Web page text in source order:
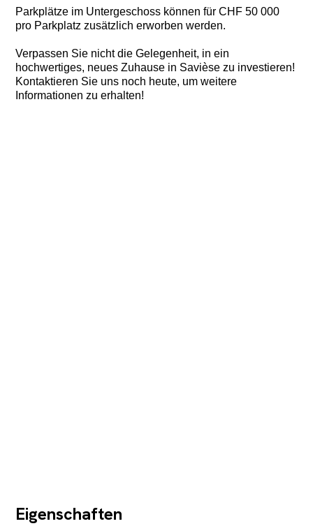
Parkplätze im Untergeschoss können für CHF 50 000
pro Parkplatz zusätzlich erworben werden.
Verpassen Sie nicht die Gelegenheit, in ein
hochwertiges, neues Zuhause in Savièse zu investieren!
Kontaktieren Sie uns noch heute, um weitere
Informationen zu erhalten!
Eigenschaften